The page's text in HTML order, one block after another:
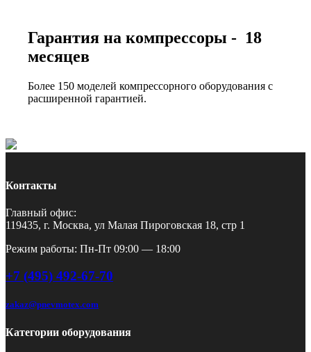
Гарантия на компрессоры - 18
месяцев
Более 150 моделей компрессорного оборудования с
расширенной гарантией.
Контакты
Главный офис:
119435, г. Москва, ул Малая Пироговская 18, стр 1
Режим работы: Пн-Пт 09:00 — 18:00
+7 (495) 492-67-70
zakaz@pnevmotex.com
Категории оборудования